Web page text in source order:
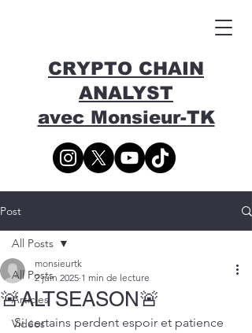
CRYPTO CHAIN
ANALYST
avec Monsieur-TK
Post
All Posts
Articles
Vidéos
All Posts
🚨ALTSEASON🚨
monsieurtk
2 juin 2025 1 min de lecture
Si certains perdent espoir et patience